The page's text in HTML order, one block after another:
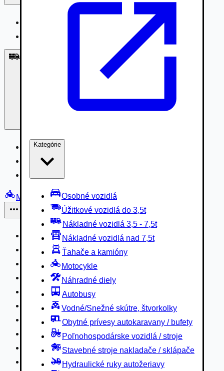
Kategórie
Osobné vozidlá
Úžitkové vozidlá do 3,5t
Nákladné vozidlá 3,5 - 7,5t
Nákladné vozidlá nad 7,5t
Ťahače a kamióny
Motocykle
Náhradné diely
Autobusy
Vodné/Snežné skútre, štvorkolky
Obytné prívesy autokaravany / bufety
Poľnohospodárske vozidlá / stroje
Stavebné stroje nakladače / sklápače
Hydraulické ruky autožeriavy
Nákladné vozidlá 3,5 - 7,5t
Nákladné vozidlá nad 7,5t
Motocykle
Náhradné diely
Autobusy
Vodné/Snežné skútre, štvorkolky
Obytné prívesy autokaravany / bufety
Poľnohospodárske vozidlá / stroje
Stavebné stroje nakladače / sklápače
Hydraulické ruky autožeriavy
Vysokozdvižné vozíky
Špeciály/nosiče kontajnerov
Návesy/prívesy nadstavby